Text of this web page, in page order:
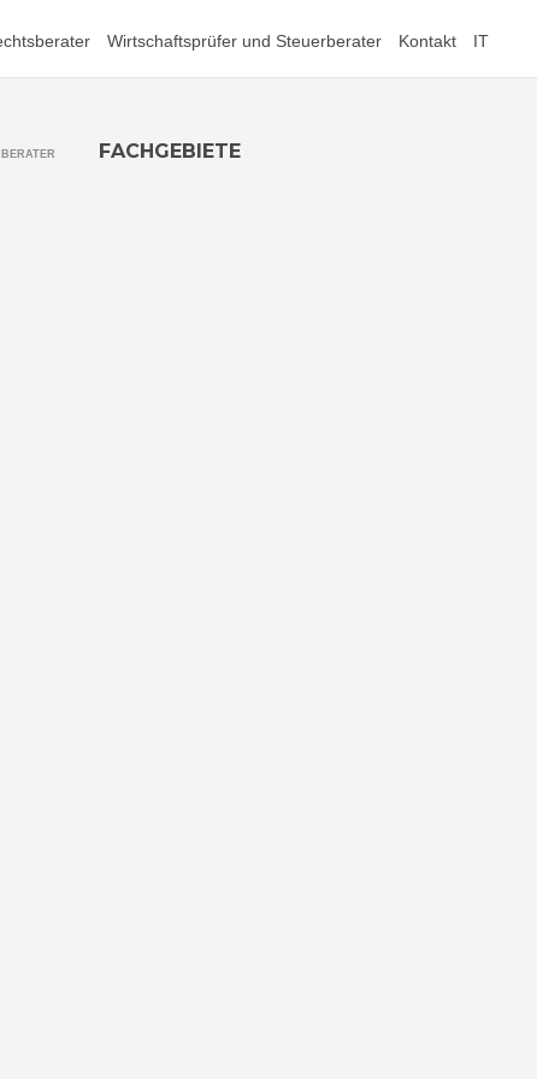
Wirtschaftsprüfer und Steuerberater Kontakt IT
FACHGEBIETE